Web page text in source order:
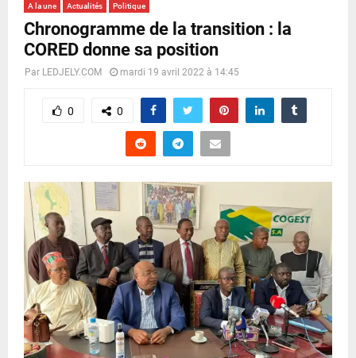
U
A la une Actualités Politique
Chronogramme de la transition : la
CORED donne sa position
Par LEDJELY.COM mardi 19 avril 2022 à 14:45
0 0